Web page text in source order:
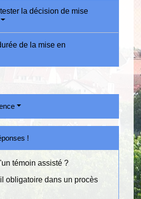
la décision de mise
de la mise en
!
témoin assisté ?
obligatoire dans un procès